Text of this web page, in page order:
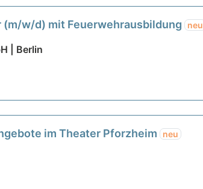
w/d) mit Feuerwehrausbildung neu
| Berlin
im Theater Pforzheim neu